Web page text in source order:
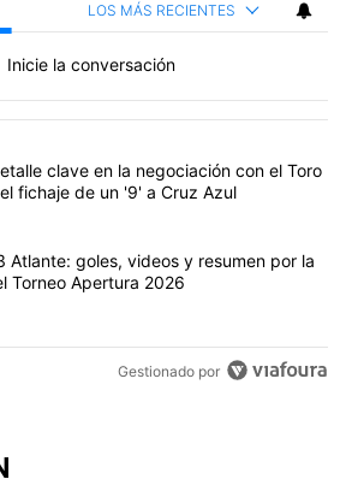
LOS MÁS RECIENTES
Inicie la conversación
con más comentarios en los
con el título "Revelan un detalle clave
clave en la negociación con el Toro
fichaje de un '9' a Cruz Azul
con el título "Cruz Azul 2-3 Atlante:
Atlante: goles, videos y resumen por la